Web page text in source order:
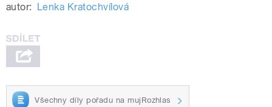
autor: Lenka Kratochvílová
Všechny díly pořadu na mujRozhlas